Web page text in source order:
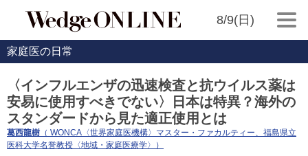
8/9(日)
家庭医の日常
〈インフルエンザの迅速検査と抗ウイルス薬は
安易に使用すべきでない〉日本は特異？海外の
スタンダードから見た適正使用とは
葛西龍樹 （ WONCA〈世界家庭医機構〉マスター・ファカルティー、福島県立
医科大学名誉教授〈地域・家庭医療学〉）